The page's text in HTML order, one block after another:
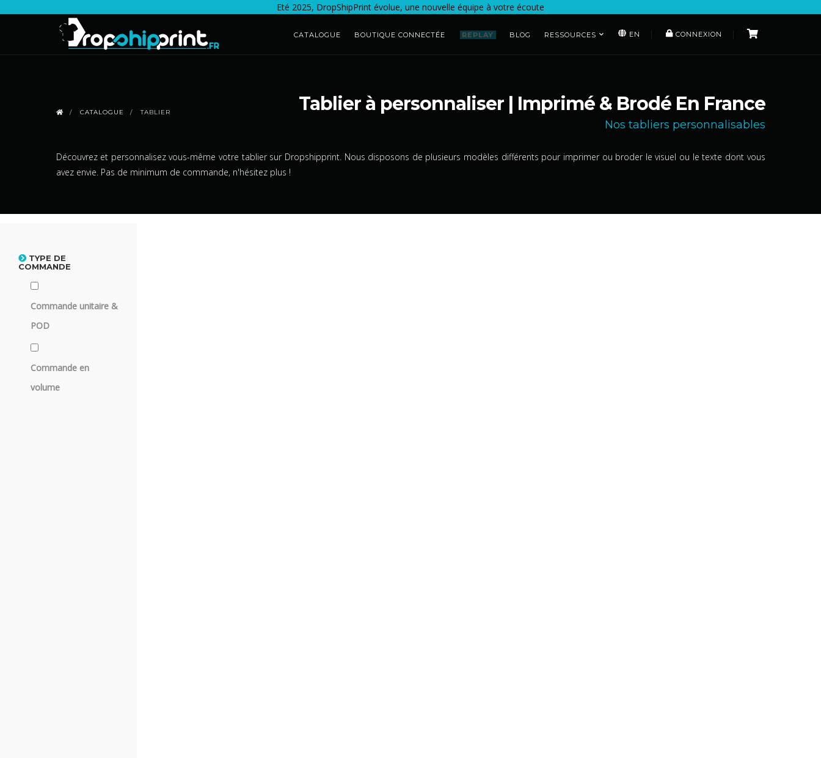
Eté 2025, DropShipPrint évolue, une nouvelle équipe à votre écoute
CATALOGUE BOUTIQUE CONNECTÉE REPLAY BLOG RESSOURCES EN CONNEXION
Tablier à personnaliser | Imprimé & Brodé En France
Nos tabliers personnalisables
Découvrez et personnalisez vous-même votre tablier sur Dropshipprint. Nous disposons de plusieurs modèles différents pour imprimer ou broder le visuel ou le texte dont vous
avez envie. Pas de minimum de commande, n'hésitez plus !
CATALOGUE TABLIER
TYPE DE
COMMANDE
Commande unitaire &
POD
Commande en
volume